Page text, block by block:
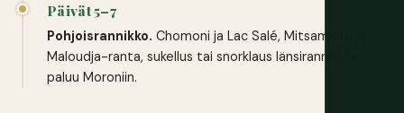
Päivät 5–7
Pohjoisrannikko. Chomoni ja Lac Salé, Mitsamiouli ja
Maloudja-ranta, sukellus tai snorklaus länsirannikolla,
paluu Moroniin.